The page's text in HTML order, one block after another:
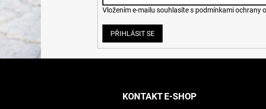
Vložením e-mailu souhlasíte s podmínkami ochrany
PŘIHLÁSIT SE
KONTAKT E-SHOP